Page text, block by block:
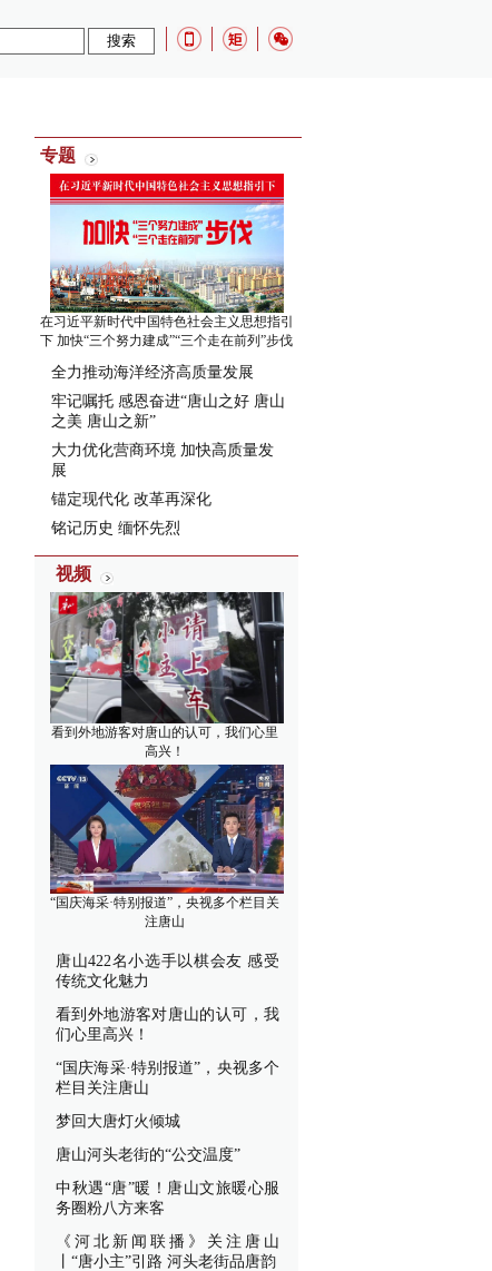
专题
在习近平新时代中国特色社会主义思想指引
下 加快“三个努力建成”“三个走在前列”步伐
全力推动海洋经济高质量发展
牢记嘱托 感恩奋进“唐山之好 唐山
之美 唐山之新”
大力优化营商环境 加快高质量发
展
锚定现代化 改革再深化
铭记历史 缅怀先烈
视频
看到外地游客对唐山的认可，我们心里
高兴！
“国庆海采·特别报道”，央视多个栏目关
注唐山
唐山422名小选手以棋会友 感受
传统文化魅力
看到外地游客对唐山的认可，我
们心里高兴！
“国庆海采·特别报道”，央视多个
栏目关注唐山
梦回大唐灯火倾城
唐山河头老街的“公交温度”
中秋遇“唐”暖！唐山文旅暖心服
务圈粉八方来客
《河北新闻联播》关注唐山
丨“唐小主”引路 河头老街品唐韵